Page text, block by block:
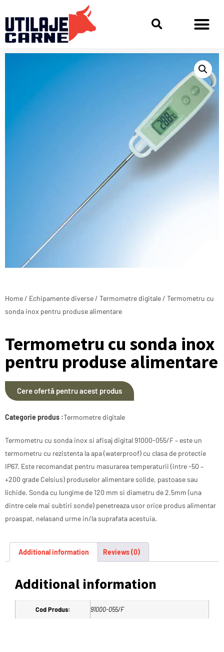
Home / Echipamente diverse / Termometre digitale / Termometru cu
sonda inox pentru produse alimentare
Termometru cu sonda inox
pentru produse alimentare
Cere ofertă pentru acest produs
Categorie produs :Termometre digitale
Termometru cu sonda inox si afisaj digital 91000-055/F – este un
termometru cu rezistenta la apa (waterproof) cu clasa de protectie
IP67. Este recomandat pentru masurarea temperaturii (intre -50 –
+200 grade Celsius) produselor alimentare solide, pastoase sau
lichide. Sonda cu lungime de 120 mm si diametru de 2.5mm (una
dintre cele mai subtiri sonde) penetreaza usor orice produs alimentar
proaspat, nelasand urme in/la suprafata acestuia.
Additional information Reviews (0)
Additional information
Cod Produs: 91000-055/F